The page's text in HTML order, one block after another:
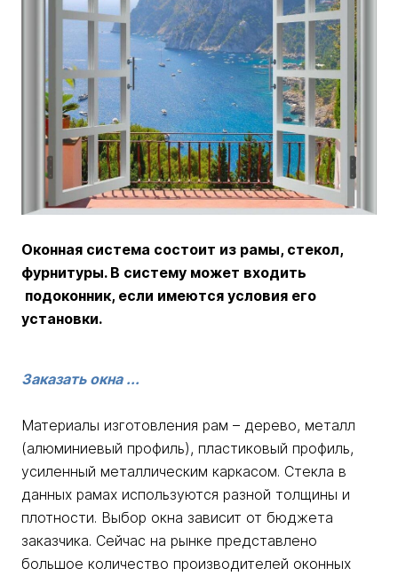
Оконная система состоит из рамы, стекол,
фурнитуры. В систему может входить
подоконник, если имеются условия его
установки.
Заказать окна ...
Материалы изготовления рам – дерево, металл
(алюминиевый профиль), пластиковый профиль,
усиленный металлическим каркасом. Стекла в
данных рамах используются разной толщины и
плотности. Выбор окна зависит от бюджета
заказчика. Сейчас на рынке представлено
большое количество производителей оконных